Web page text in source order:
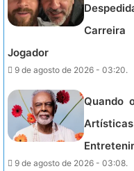
Jogador
9 de agosto de 2026 - 03:20.
Quando
9 de agosto de 2026 - 03:08.